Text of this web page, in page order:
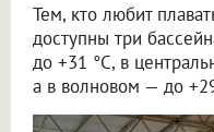
Тем, кто любит
доступны три
до +31 °C, в
а в волновом — до